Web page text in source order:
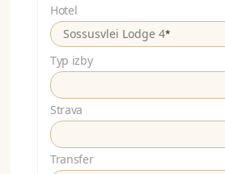
Hotel
Sossusvlei Lodge 4*
Typ izby
Strava
Transfer